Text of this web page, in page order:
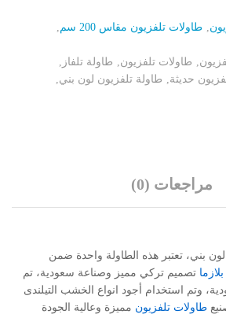
, طاولات تلفزيون مقاس 200 سم
,
, طاولات تلفزيون, طاولة تلفاز ,
حديثة, طاولة تلفزيون لون بني,
مراجعات (0)
بني، تعتبر هذه الطاولة واحدة ضمن
تصميم تركي مميز وصناعة سعودية، تم
وتم استخدام أجود انواع الخشب التيلندى
طاولات تلفزيون مميزة وعالية الجودة